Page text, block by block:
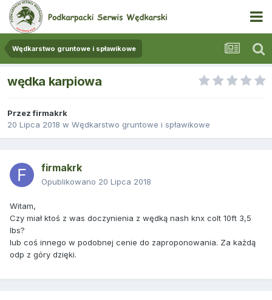
Wędkarstwo gruntowe i spławikowe
wędka karpiowa
Przezfirmakrk
20 Lipca 2018 w Wędkarstwo gruntowe i spławikowe
firmakrk
Opublikowano 20 Lipca 2018
Witam,
Czy miał ktoś z was doczynienia z wędką nash knx colt 10ft 3,5
lbs?
lub coś innego w podobnej cenie do zaproponowania. Za każdą
odp z góry dzięki.